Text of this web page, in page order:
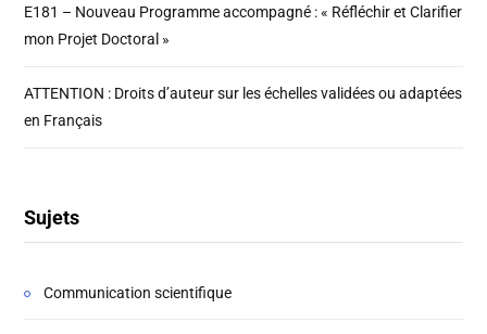
E181 – Nouveau Programme accompagné : « Réfléchir et Clarifier
mon Projet Doctoral »
ATTENTION : Droits d’auteur sur les échelles validées ou adaptées
en Français
Sujets
Communication scientifique